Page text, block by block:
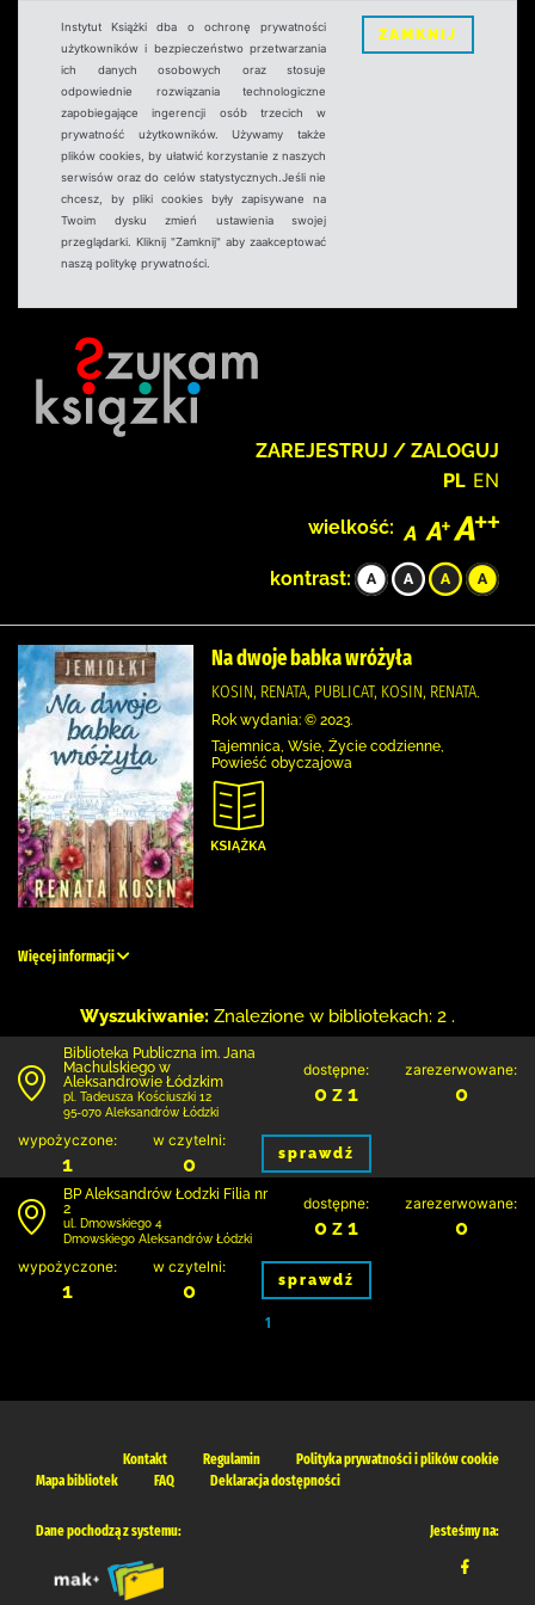
Instytut Książki dba o ochronę prywatności
użytkowników i bezpieczeństwo przetwarzania
ich danych osobowych oraz stosuje
odpowiednie rozwiązania technologiczne
zapobiegające ingerencji osób trzecich w
prywatność użytkowników. Używamy także
plików cookies, by ułatwić korzystanie z naszych
serwisów oraz do celów statystycznych.Jeśli nie
chcesz, by pliki cookies były zapisywane na
Twoim dysku zmień ustawienia swojej
przeglądarki. Kliknij "Zamknij" aby zaakceptować
naszą politykę prywatności.
ZAMKNIJ
ZAREJESTRUJ / ZALOGUJ
PL EN
wielkość:
kontrast:
Na dwoje babka wróżyła
KOSIN, RENATA, PUBLICAT, KOSIN, RENATA.
Rok wydania: © 2023.
Tajemnica, Wsie, Życie codzienne,
Powieść obyczajowa
Więcej informacji
Wyszukiwanie: Znalezione w bibliotekach: 2 .
Biblioteka Publiczna im. Jana
Machulskiego w
Aleksandrowie Łódzkim
pl. Tadeusza Kościuszki 12
95-070 Aleksandrów Łódzki
dostępne:
0 z 1
zarezerwowane:
0
wypożyczone:
1
w czytelni:
0 sprawdź
BP Aleksandrów Łodzki Filia nr
2
ul. Dmowskiego 4
Dmowskiego Aleksandrów Łódzki
dostępne:
0 z 1
zarezerwowane:
0
wypożyczone:
1
w czytelni:
0 sprawdź
1
Kontakt Regulamin
Polityka prywatności i plików cookie
Mapa bibliotek
FAQ Deklaracja dostępności
Dane pochodzą z systemu: Jesteśmy na: